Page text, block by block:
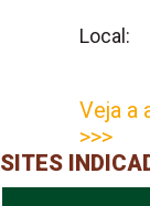
Local:
Veja a
>>>
SITES